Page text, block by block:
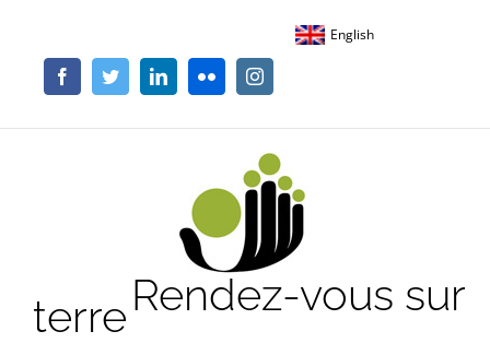
contenu
English
FacebookTwitterLinkedInFlickr Instagram
Rendez-vous sur
terre